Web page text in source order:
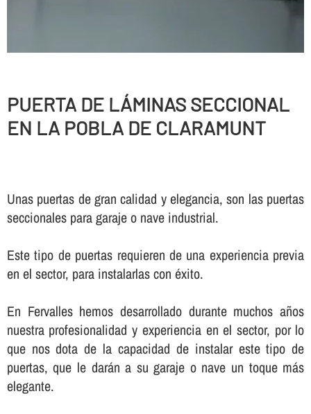
PUERTA DE LÁMINAS SECCIONAL
EN LA POBLA DE CLARAMUNT
Unas puertas de gran calidad y elegancia, son las puertas
seccionales para garaje o nave industrial.
Este tipo de puertas requieren de una experiencia previa
en el sector, para instalarlas con éxito.
En Fervalles hemos desarrollado durante muchos años
nuestra profesionalidad y experiencia en el sector, por lo
que nos dota de la capacidad de instalar este tipo de
puertas, que le darán a su garaje o nave un toque más
elegante.